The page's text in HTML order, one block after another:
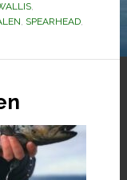
,
, SPEARHEAD,